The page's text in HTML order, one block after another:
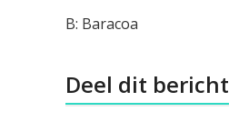
B: Baracoa
Deel dit bericht